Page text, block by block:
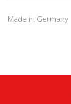
Made in Germany